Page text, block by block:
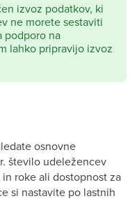
izvoz podatkov, ki
ne morete sestaviti
podporo na
lahko pripravijo izvoz
osnovne
število udeležencev
roke ali dostopnost za
si nastavite po lastnih